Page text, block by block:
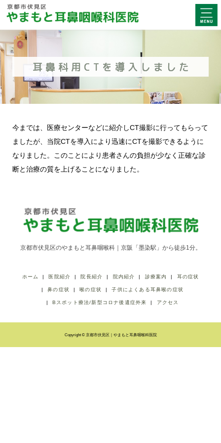
耳鼻科用CTを導入しました
今までは、医療センターなどに紹介しCT撮影に行ってもらって
ましたが、当院CTを導入により迅速にCTを撮影できるように
なりました。このことにより患者さんの負担が少なく正確な診
断と治療の質を上げることになりました。
京都市伏見区のやまもと耳鼻咽喉科｜京阪「墨染駅」から徒歩1分。
ホーム 医院紹介 院長紹介 院内紹介 診療案内 耳の症状
鼻の症状 喉の症状 子供によくある耳鼻喉の症状
Bスポット療法/新型コロナ後遺症外来 アクセス
Copyright © 京都市伏見区｜やまもと耳鼻咽喉科医院